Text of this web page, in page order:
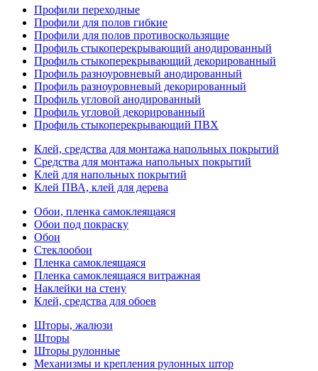
Профили переходные
Профили для полов гибкие
Профили для полов противоскользящие
Профиль стыкоперекрывающий анодированный
Профиль стыкоперекрывающий декорированный
Профиль разноуровневый анодированный
Профиль разноуровневый декорированный
Профиль угловой анодированный
Профиль угловой декорированный
Профиль стыкоперекрывающий ПВХ
Клей, средства для монтажа напольных покрытий
Средства для монтажа напольных покрытий
Клей для напольных покрытий
Клей ПВА, клей для дерева
Обои, пленка самоклеящаяся
Обои под покраску
Обои
Стеклообои
Пленка самоклеящаяся
Пленка самоклеящаяся витражная
Наклейки на стену
Клей, средства для обоев
Шторы, жалюзи
Шторы
Шторы рулонные
Механизмы и крепления рулонных штор